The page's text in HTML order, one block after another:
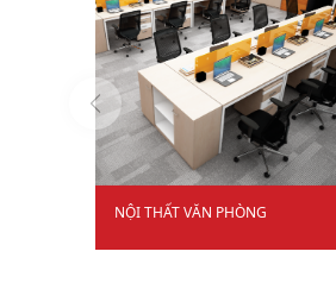
NỘI THẤT VĂN PHÒNG